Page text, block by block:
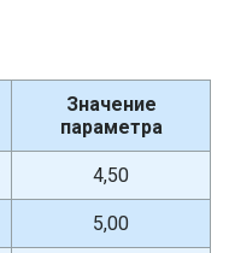
Значение
параметра
4,50
5,00